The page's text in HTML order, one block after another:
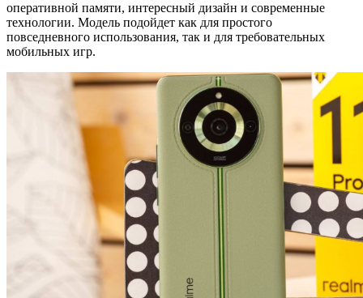
оперативной памяти, интересный дизайн и современные
технологии. Модель подойдет как для простого
повседневного использования, так и для требовательных
мобильных игр.